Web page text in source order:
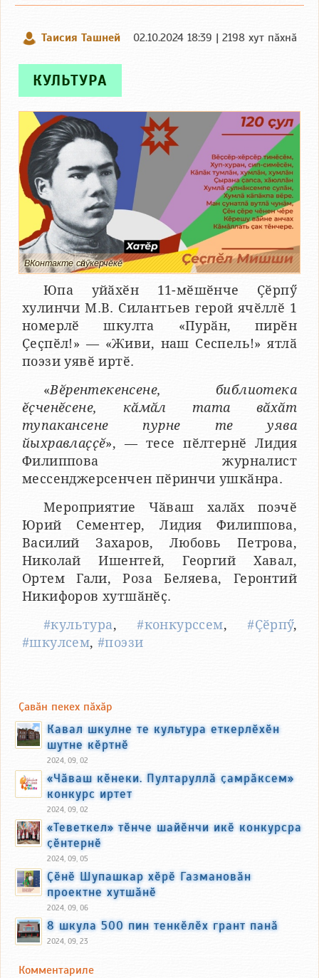
Таисия Ташней 02.10.2024 18:39 | 2198 хут пӑхнӑ
КУЛЬТУРА
ВКонтакте сӑнӳкерчӗкӗ
Юпа уйӑхӗн 11-мӗшӗнче Ҫӗрпӳ
хулинчи М.В. Силантьев герой ячӗллӗ 1
номерлӗ шкулта «Пурӑн, пирӗн
Ҫеҫпӗл!» — «Живи, наш Сеспель!» ятлӑ
поэзи уявӗ иртӗ.
«Вӗрентекенсене, библиотека
ӗҫченӗсене, кӑмӑл тата вӑхӑт
тупакансене пурне те уява
йыхравлаҫҫӗ», — тесе пӗлтернӗ Лидия
Филиппова журналист
мессенджерсенчен пӗринчи ушкӑнра.
Мероприятие Чӑваш халӑх поэчӗ
Юрий Сементер, Лидия Филиппова,
Василий Захаров, Любовь Петрова,
Николай Ишентей, Георгий Хавал,
Ортем Гали, Роза Беляева, Геронтий
Никифоров хутшӑнӗҫ.
#культура,#конкурссем,#Ҫӗрпӳ,
#шкулсем,#поэзи
Ҫавӑн пекех пӑхӑр
Кавал шкулне те культура еткерлӗхӗн
шутне кӗртнӗ
2024, 09, 02
«Чӑваш кӗнеки. Пултаруллӑ ҫамрӑксем»
конкурс иртет
2024, 09, 02
«Теветкел» тӗнче шайӗнчи икӗ конкурсра
ҫӗнтернӗ
2024, 09, 05
Ҫӗнӗ Шупашкар хӗрӗ Газмановӑн
проектне хутшӑнӗ
2024, 09, 06
8 шкула 500 пин тенкӗлӗх грант панӑ
2024, 09, 23
Комментариле